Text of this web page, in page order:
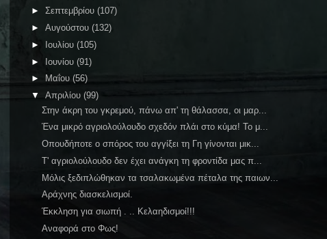
► Σεπτεμβρίου (107)
► Αυγούστου (132)
►
Ιουλίου (105)
► Ιουνίου (91)
►
Μαΐου (56)
▼ Απριλίου (99)
Στην άκρη του γκρεμού, πάνω απ' τη θάλασσα, οι μαρ...
Ένα μικρό αγριολούλουδο σχεδόν πλάι στο κύμα! Το μ...
Οπουδήποτε ο σπόρος του αγγίξει τη Γη γίνονται μικ...
Τ' αγριολούλουδο δεν έχει ανάγκη τη φροντίδα μας π...
Μόλις ξεδιπλώθηκαν τα τσαλακωμένα πέταλα της παιων...
Αράχνης διασκελισμοί.
Έκκληση για σιωπή . .. Κελαηδισμοί!!!
Αναφορά στο Φως!